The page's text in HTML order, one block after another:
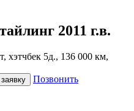
2011 г.в.
хэтчбек 5д., 136 000 км,
Позвонить